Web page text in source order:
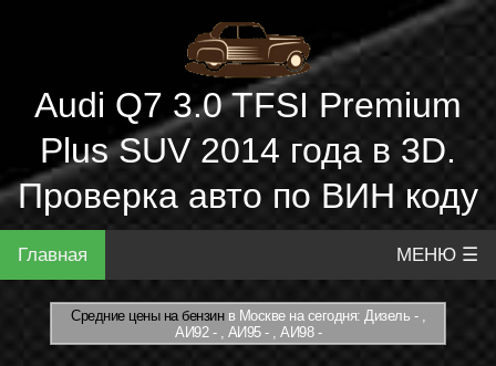
Audi Q7 3.0 TFSI Premium
Plus SUV 2014 года в 3D.
Проверка авто по ВИН коду
Главная МЕНЮ ☰
Средние цены на бензинв Москве на сегодня: Дизель - ,
АИ92 - , АИ95 - , АИ98 -